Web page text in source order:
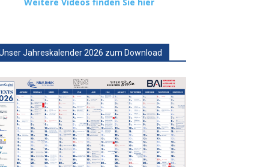
Jahreskalender 2026 zum Download